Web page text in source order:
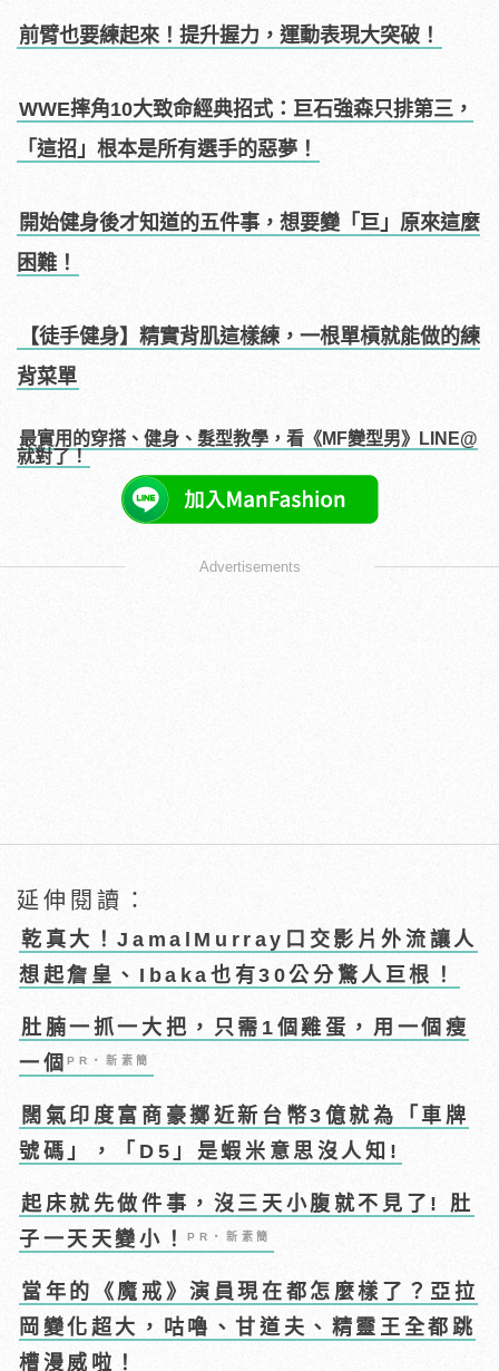
前臂也要練起來！提升握力，運動表現大突破！
WWE摔角10大致命經典招式：巨石強森只排第三，
「這招」根本是所有選手的惡夢！
開始健身後才知道的五件事，想要變「巨」原來這麼
困難！
【徒手健身】精實背肌這樣練，一根單槓就能做的練
背菜單
最實用的穿搭、健身、髮型教學，看《MF變型男》LINE@
就對了！
Advertisements
延伸閱讀：
乾真大！JamalMurray口交影片外流讓人
想起詹皇、Ibaka也有30公分驚人巨根！
肚腩一抓一大把，只需1個雞蛋，用一個瘦
一個PR・新素簡
闊氣印度富商豪擲近新台幣3億就為「車牌
號碼」，「D5」是蝦米意思沒人知!
起床就先做件事，沒三天小腹就不見了! 肚
子一天天變小！PR・新素簡
當年的《魔戒》演員現在都怎麼樣了？亞拉
岡變化超大，咕嚕、甘道夫、精靈王全都跳
槽漫威啦！